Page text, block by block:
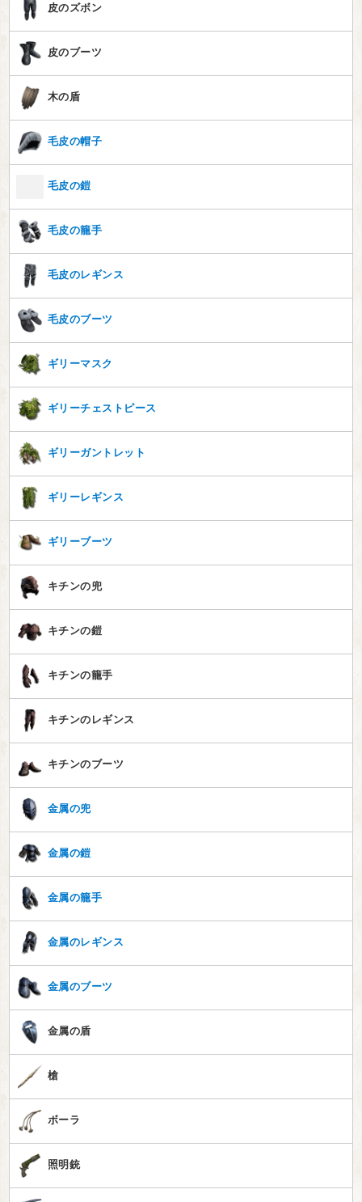
皮のズボン
皮のブーツ
木の盾
毛皮の帽子
毛皮の鎧
毛皮の籠手
毛皮のレギンス
毛皮のブーツ
ギリーマスク
ギリーチェストピース
ギリーガントレット
ギリーレギンス
ギリーブーツ
キチンの兜
キチンの鎧
キチンの籠手
キチンのレギンス
キチンのブーツ
金属の兜
金属の鎧
金属の籠手
金属のレギンス
金属のブーツ
金属の盾
槍
ボーラ
照明銃